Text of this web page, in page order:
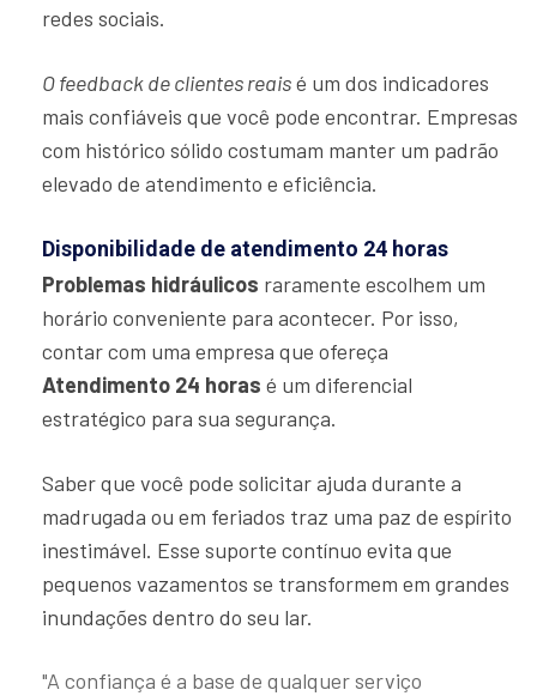
redes sociais.
O feedback de clientes reaisé um dos indicadores
mais confiáveis que você pode encontrar. Empresas
com histórico sólido costumam manter um padrão
elevado de atendimento e eficiência.
Disponibilidade de atendimento 24 horas
Problemas hidráulicos raramente escolhem um
horário conveniente para acontecer. Por isso,
contar com uma empresa que ofereça
Atendimento 24 horas é um diferencial
estratégico para sua segurança.
Saber que você pode solicitar ajuda durante a
madrugada ou em feriados traz uma paz de espírito
inestimável. Esse suporte contínuo evita que
pequenos vazamentos se transformem em grandes
inundações dentro do seu lar.
"A confiança é a base de qualquer serviço